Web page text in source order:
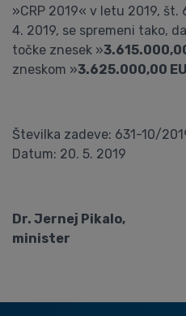
»CRP 2019« v letu 2019, št.
4. 2019, se spremeni tako,
točke znesek »
zneskom »3.625.000,00
Številka zadeve: 631-10/
Datum: 20. 5. 2019
Dr. Jernej Pikalo,
minister